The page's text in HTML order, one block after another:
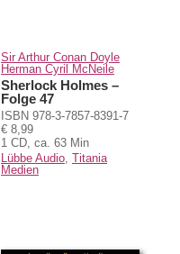
Sir Arthur Conan Doyle
Herman Cyril McNeile
Sherlock Holmes –
Folge 47
ISBN 978-3-7857-8391-7
€ 8,99
1 CD, ca. 63 Min
Lübbe Audio, Titania
Medien